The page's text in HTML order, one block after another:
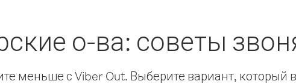
о-ва: советы
меньше с Viber Out. Выберите вариант, который